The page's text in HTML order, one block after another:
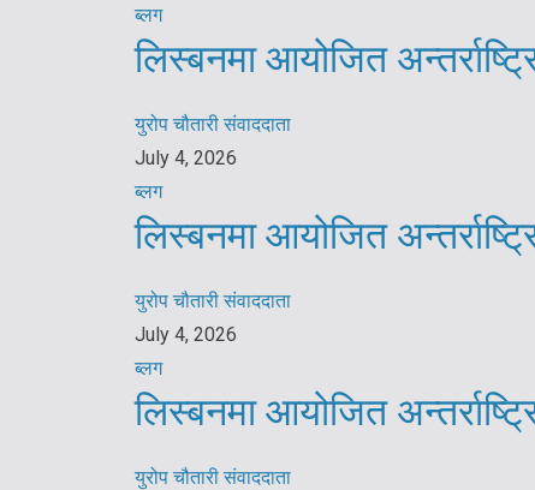
ब्लग
लिस्बनमा आयोजित
युरोप चौतारी संवाददाता
July 4, 2026
ब्लग
लिस्बनमा आयोजित
युरोप चौतारी संवाददाता
July 4, 2026
ब्लग
लिस्बनमा आयोजित
युरोप चौतारी संवाददाता